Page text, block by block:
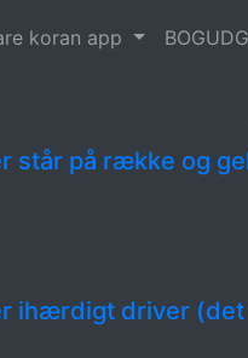
koran app
37. De der står på række الصافات
står på række og
ihærdigt driver